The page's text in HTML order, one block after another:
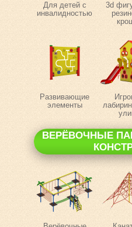
Для детей с
инвалидностью
3d
Развивающие
элементы
ВЕРЁВОЧНЫЕ